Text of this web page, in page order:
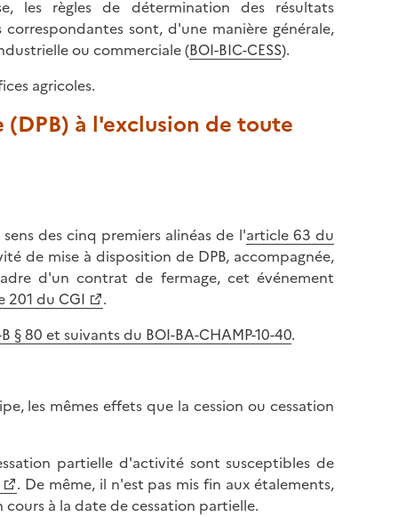
les règles de détermination des résultats
sont, d'une manière générale,
ou commerciale (BOI-BIC-CESS).
agricoles.
à l'exclusion de toute
des cinq premiers alinéas de l'article 63 du
de mise à disposition de DPB, accompagnée,
d'un contrat de fermage, cet événement
201 du CGI
.
§ 80 et suivants du BOI-BA-CHAMP-10-40.
les mêmes effets que la cession ou cessation
partielle d'activité sont susceptibles de
. De même, il n'est pas mis fin aux étalements,
à la date de cessation partielle.